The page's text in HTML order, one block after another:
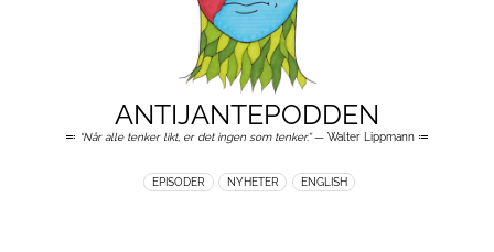
ANTIJANTEPODDEN
≕ “Når alle tenker likt, er det ingen som tenker.”— Walter Lippmann ≔
EPISODER NYHETER ENGLISH